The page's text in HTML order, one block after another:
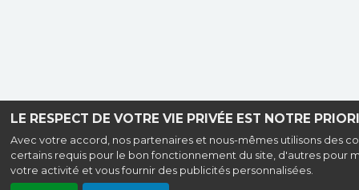
LE RESPECT DE VOTRE VIE PRIVÉE EST NOTRE
Avec votre accord, nos partenaires et nous-mêmes utilisons des
certains requis pour le bon fonctionnement du site, d'autres pour
votre activité et vous fournir des publicités personnalisées.